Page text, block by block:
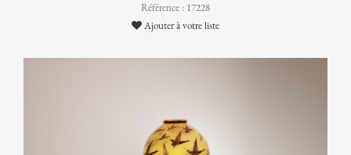
Référence : 17228
Ajouter à votre liste